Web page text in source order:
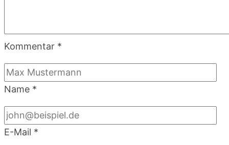
Kommentar *
Name *
E-Mail *